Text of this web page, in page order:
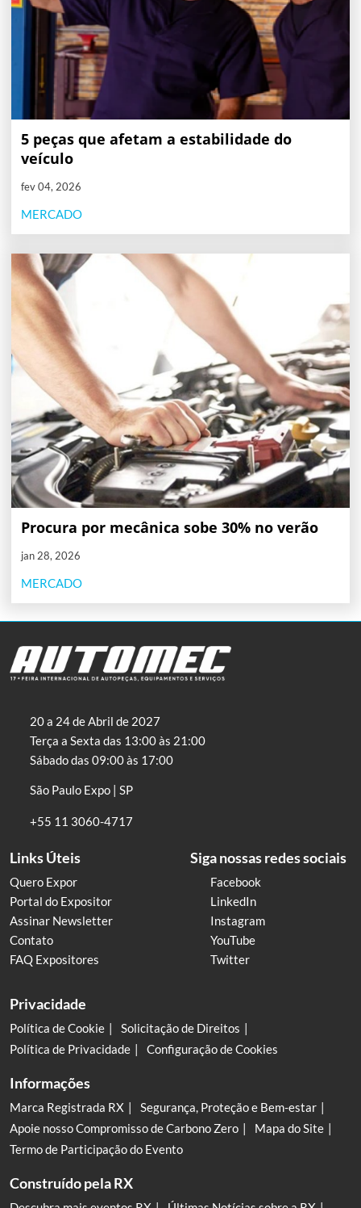
5 peças que afetam a estabilidade do
veículo
fev 04, 2026
MERCADO
Procura por mecânica sobe 30% no verão
jan 28, 2026
MERCADO
20 a 24 de Abril de 2027
Terça a Sexta das 13:00 às 21:00
Sábado das 09:00 às 17:00
São Paulo Expo | SP
+55 11 3060-4717
Links Úteis
Quero Expor
Portal do Expositor
Assinar Newsletter
Contato
FAQ Expositores
Siga nossas redes sociais
Facebook
LinkedIn
Instagram
YouTube
Twitter
Privacidade
Política de Cookie
Solicitação de Direitos
Política de Privacidade
Configuração de Cookies
Informações
Marca Registrada RX
Segurança, Proteção e Bem-estar
Apoie nosso Compromisso de Carbono Zero
Mapa do Site
Termo de Participação do Evento
Construído pela RX